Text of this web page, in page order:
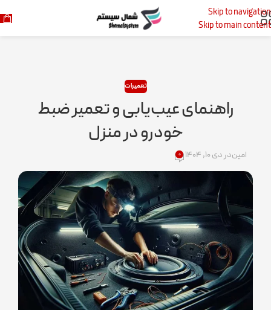
Skip to navigation
Skip to main content
خانه تعمیرات
تعمیرات
راهنمای عیب‌یابی و تعمیر ضبط
خودرو در منزل
امیندر دی ۱۰, ۱۴۰۴ ۰